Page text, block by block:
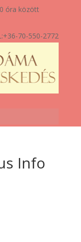
óra között
+36-70-550-2772
Info